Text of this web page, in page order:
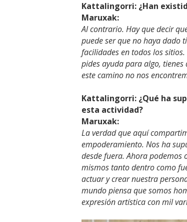
Kattalingorri: ¿Han
Maruxak:
Al contrario. Hay que decir
puede ser que no haya dado
facilidades en todos los
pides ayuda para algo,
este camino no nos
Kattalingorri: ¿Qué ha
esta actividad?
Maruxak:
La verdad que aquí
empoderamiento. Nos ha
desde fuera. Ahora podemos
mismos tanto dentro como
actuar y crear nuestra
mundo piensa que somos
expresión artística con mil